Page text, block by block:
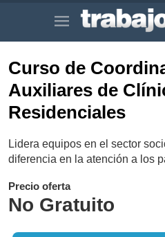
Curso de
Auxiliares de
Residenciales
Lidera equipos en el sector
diferencia en la atención a los
Precio oferta
No Gratuito